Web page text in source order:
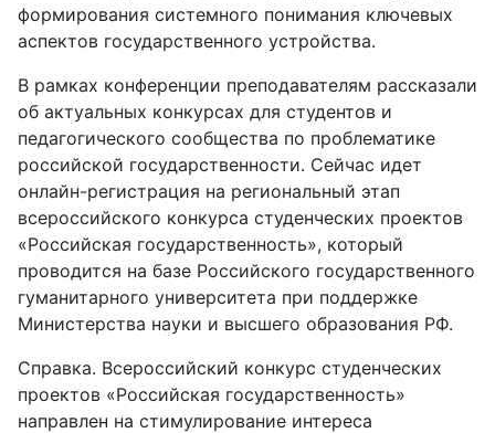
формирования системного понимания ключевых
аспектов государственного устройства.
В рамках конференции преподавателям рассказали
об актуальных конкурсах для студентов и
педагогического сообщества по проблематике
российской государственности. Сейчас идет
онлайн-регистрация на региональный этап
всероссийского конкурса студенческих проектов
«Российская государственность», который
проводится на базе Российского государственного
гуманитарного университета при поддержке
Министерства науки и высшего образования РФ.
Справка. Всероссийский конкурс студенческих
проектов «Российская государственность»
направлен на стимулирование интереса